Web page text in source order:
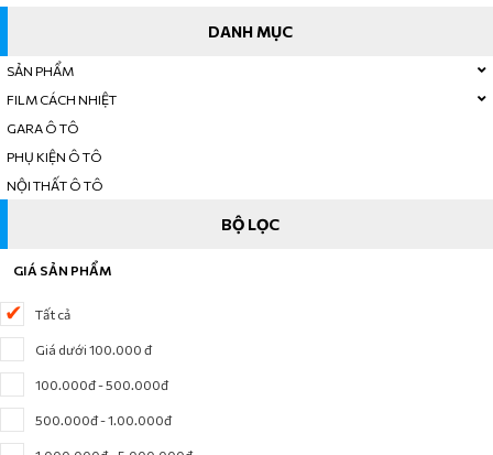
DANH MỤC
SẢN PHẨM
FILM CÁCH NHIỆT
GARA Ô TÔ
PHỤ KIỆN Ô TÔ
NỘI THẤT Ô TÔ
BỘ LỌC
GIÁ SẢN PHẨM
Tất cả
Giá dưới 100.000 đ
100.000đ - 500.000đ
500.000đ - 1.00.000đ